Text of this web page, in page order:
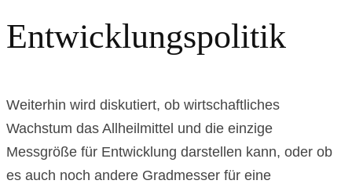
Entwicklungspolitik
Weiterhin wird diskutiert, ob wirtschaftliches
Wachstum das Allheilmittel und die einzige
Messgröße für Entwicklung darstellen kann, oder ob
es auch noch andere Gradmesser für eine